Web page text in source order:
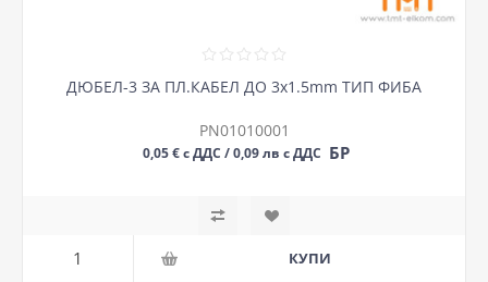
ДЮБЕЛ-3 ЗА ПЛ.КАБЕЛ ДО 3х1.5mm ТИП ФИБА
PN01010001
0,05 € с ДДС / 0,09 лв с ДДС БР